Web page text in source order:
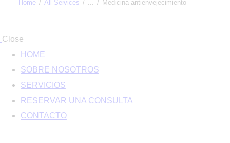
Home All Services Medicina antienvejecimiento
Close
HOME
SOBRE NOSOTROS
SERVICIOS
RESERVAR UNA CONSULTA
CONTACTO